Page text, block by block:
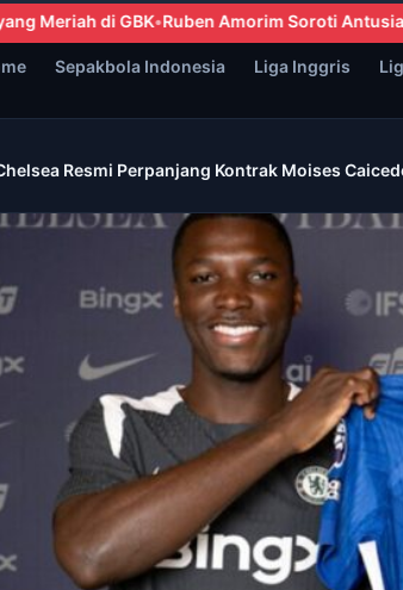
Soroti Antusiasme Penggemar AC Milan di
Sepakbola Indonesia Liga Inggris
Resmi Perpanjang Kontrak Moises